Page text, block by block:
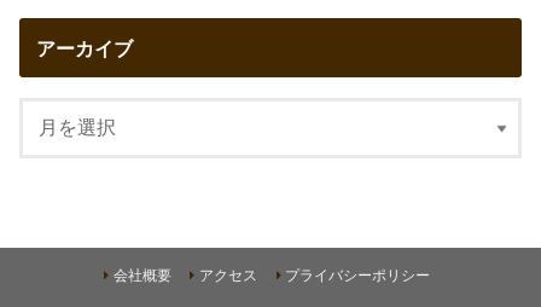
アーカイブ
会社概要 アクセス プライバシーポリシー